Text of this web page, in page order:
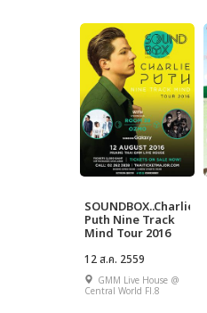
SOUNDBOX..Charlie
Puth Nine Track
Mind Tour 2016
12 ส.ค. 2559
GMM Live House @
Central World Fl.8